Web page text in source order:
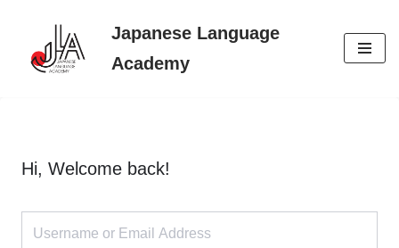
Skip
Japanese Language
Academy
Hi, Welcome back!